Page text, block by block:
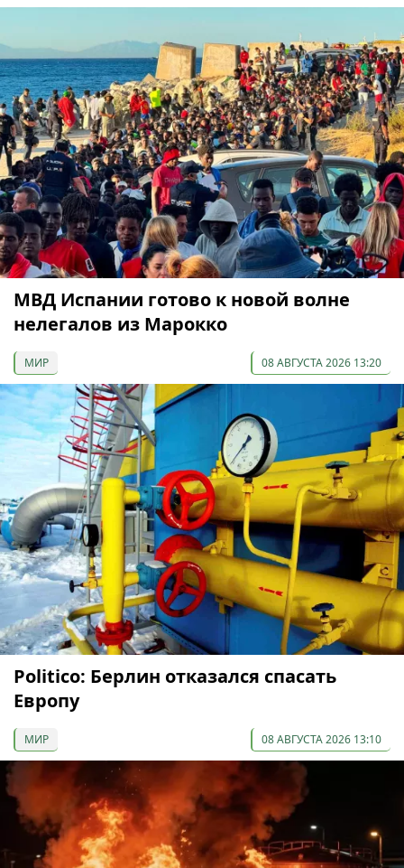
МВД Испании готово к новой волне
нелегалов из Марокко
МИР 08 АВГУСТА 2026 13:20
Politico: Берлин отказался спасать
Европу
МИР 08 АВГУСТА 2026 13:10